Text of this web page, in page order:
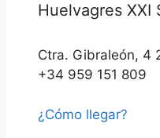
Huelvagres XXI
Ctra. Gibraleón, 4
+34 959 151 809
¿Cómo llegar?